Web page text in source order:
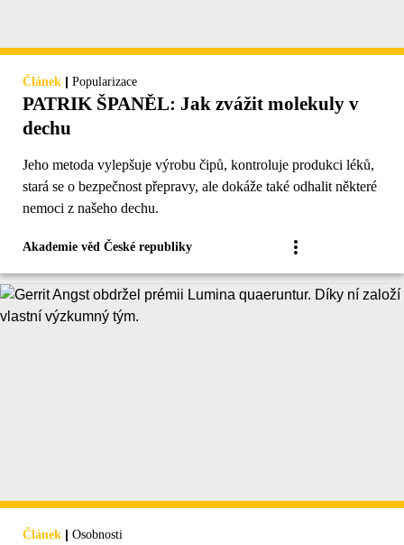
Článek | Popularizace
PATRIK ŠPANĚL: Jak zvážit molekuly v
dechu
Jeho metoda vylepšuje výrobu čipů, kontroluje produkci léků,
stará se o bezpečnost přepravy, ale dokáže také odhalit některé
nemoci z našeho dechu.
Akademie věd České republiky
Článek | Osobnosti